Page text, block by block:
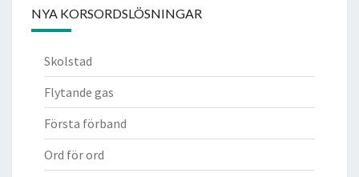
NYA KORSORDSLÖSNINGAR
Skolstad
Flytande gas
Första förband
Ord för ord